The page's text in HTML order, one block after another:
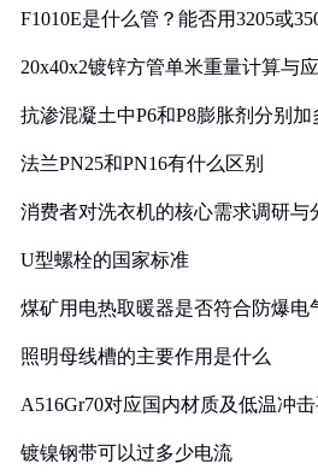
F1010E是什么管？能否用3205或
20x40x2镀锌方管单米重量计算与
抗渗混凝土中P6和P8膨胀剂分别加
法兰PN25和PN16有什么区别
消费者对洗衣机的核心需求调研与
U型螺栓的国家标准
煤矿用电热取暖器是否符合防爆电
照明母线槽的主要作用是什么
A516Gr70对应国内材质及低温冲
镀镍钢带可以过多少电流